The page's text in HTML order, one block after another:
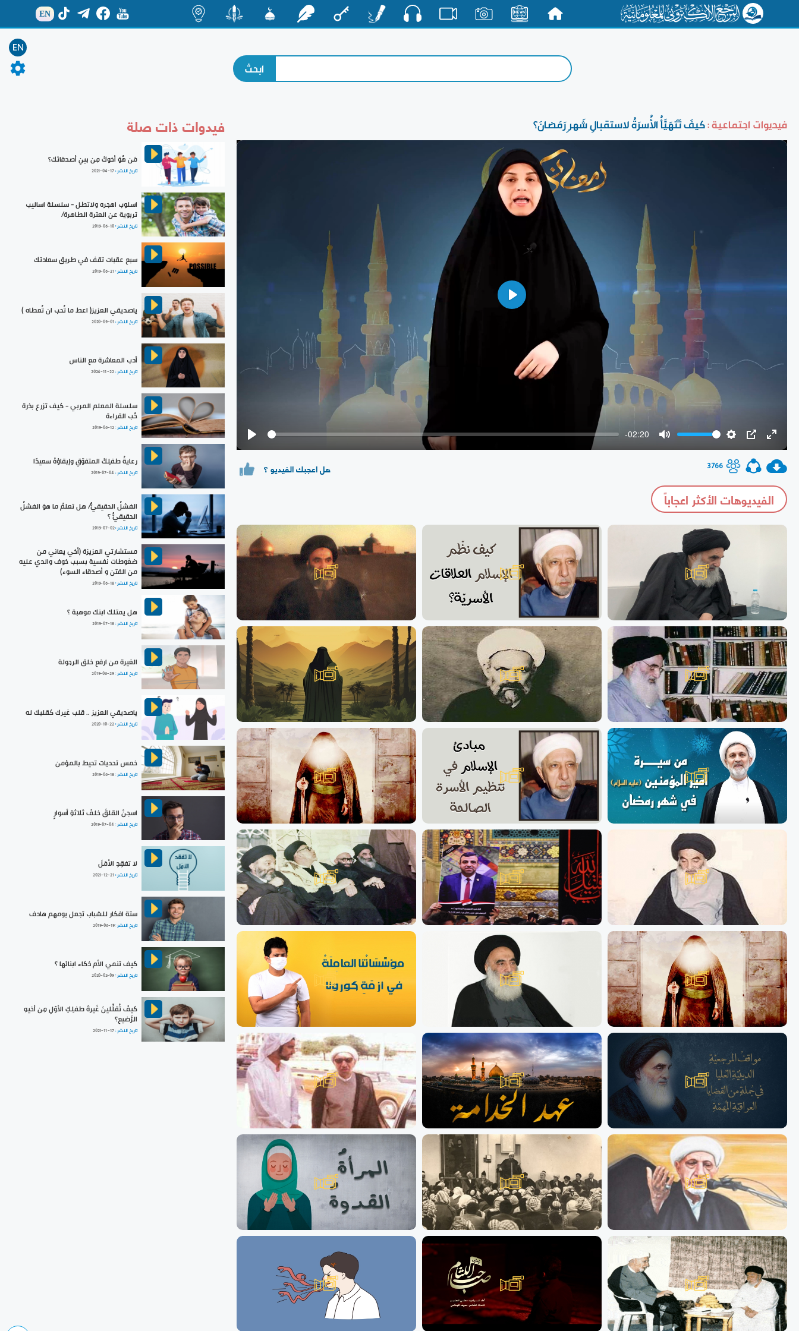
EN
EN
فيديوات اجتماعية :كيفَ تَتَهَيَّأُ الأُسرَةُ لاستقبالِ شَهرِ رَمَضانَ؟
-02:20
Enter
Play
3766 هل اعجبك الفيديو ؟
الفيديوهات الأكثر اعجاباً
فيدوات ذات صلة
مَن هُوَ أخوكَ مِن بينِ أصدقائك؟
تاريخ النشر :2021-04-17
اسلوب اهجره ولاتطل - سلسلة اساليب
تربوية عن العترة الطاهرة/
تاريخ النشر :2019-06-10
سبع عقبات تقف في طريق سعادتك
تاريخ النشر :2019-06-21
ياصديقي العزيز( اعط ما تُحب ان تُعطاه )
تاريخ النشر :2020-09-01
أدب المعاشرة مع الناس
تاريخ النشر :2024-11-22
سلسلة المعلم المربي - كيف تزرع بذرة
حُب القراءة
تاريخ النشر :2019-06-12
رعايةُ طفلِكَ المتفوّقِ وإبقاؤهُ سعيدًا
تاريخ النشر : 2019-07-04
الفشلُ الحقيقيُّ/ هل تعلمُ ما هوَ الفشلُ
الحقيقيُّ ؟
تاريخ النشر :2019-07-02
مستشارتي العزيزة (أخي يعاني من
ضغوطات نفسية بسبب خوف والدي عليه
من الفتن و أصدقاء السوء)
تاريخ النشر :2019-06-18
هل يمتلك ابنك موهبة ؟
تاريخ النشر :2019-07-18
الغيرة من ارفع خلق الرجولة
تاريخ النشر :2019-06-29
ياصديقي العزيز .. قلب غيرك كقلبك له
تاريخ النشر :2020-10-22
خمس تحديات تحيط بالمؤمن
تاريخ النشر :2019-06-18
اسجنْ القلقَ خلفَ ثلاثةِ أسوارٍ
تاريخ النشر : 2019-07-04
لا تفقِدِ الأمَلَ
تاريخ النشر :2021-12-21
ستة افكار للشباب تجعل يومهم هادف
تاريخ النشر :2019-06-19
كيف تنمي الأم ذكاء ابنائها ؟
تاريخ النشر :2020-02-09
كيفَ تُقلِّلينَ غَيرةَ طفلِكِ الأوّلِ مِن أخيهِ
الرَّضيع؟
تاريخ النشر :2021-11-17